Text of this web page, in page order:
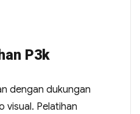
P3k
dengan dukungan
visual. Pelatihan